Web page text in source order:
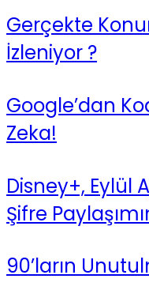
Gerçekte
İzleniyor ?
Google’dan
Zeka!
Disney+, Eylül
Şifre
90’ların